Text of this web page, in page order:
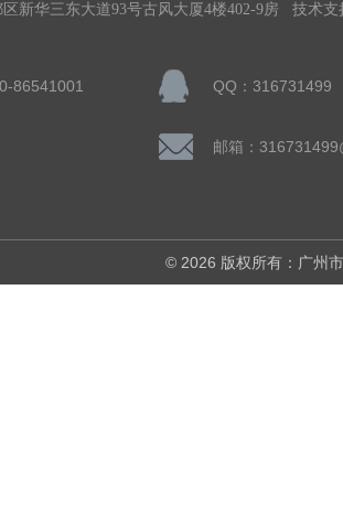
新华三东大道93号古风大厦4楼402-9房 技术支
QQ：316731499
邮箱：
© 2026 版权所有：广州